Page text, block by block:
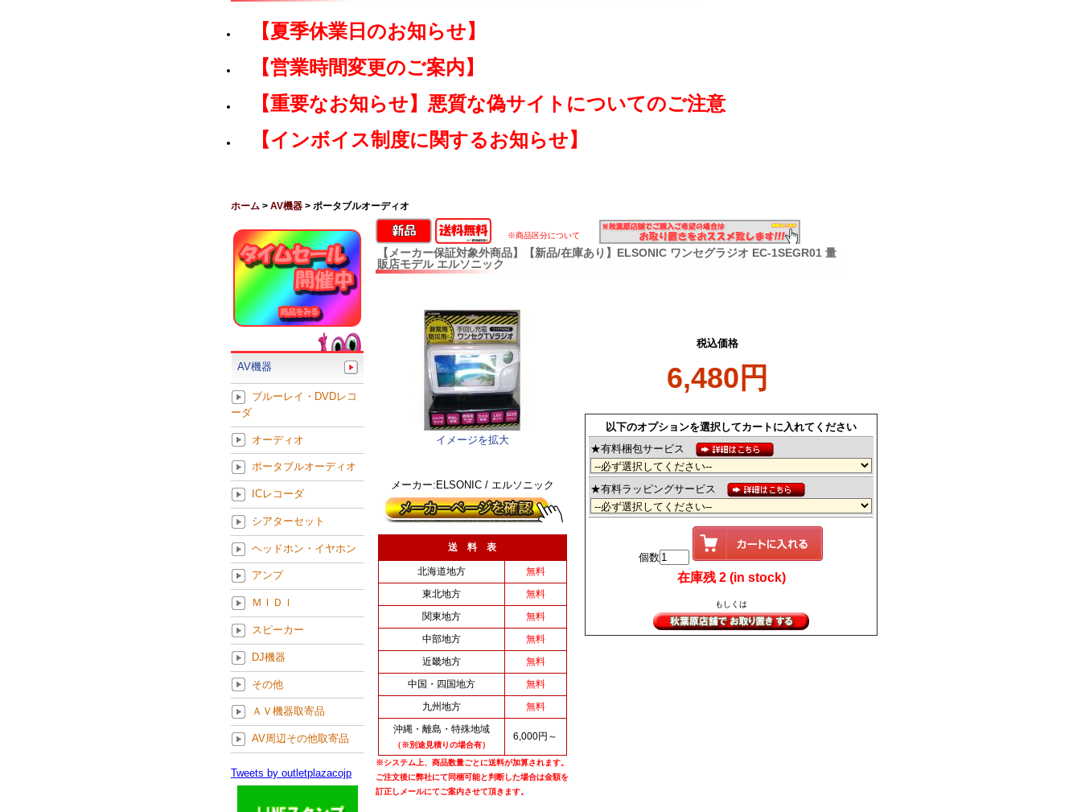
【夏季休業日のお知らせ】
【営業時間変更のご案内】
【重要なお知らせ】悪質な偽サイトについてのご注意
【インボイス制度に関するお知らせ】
ホーム > AV機器 > ポータブルオーディオ
※商品区分について
【メーカー保証対象外商品】【新品/在庫あり】ELSONIC ワンセグラジオ EC-1SEGR01 量
販店モデル エルソニック
イメージを拡大
メーカー:ELSONIC / エルソニック
送 料 表
北海道地方
無料
東北地方
無料
関東地方
無料
中部地方
無料
近畿地方
無料
中国・四国地方
無料
九州地方
無料
沖縄・離島・特殊地域
（※別途見積りの場合有）
6,000円～
※システム上、商品数量ごとに送料が加算されます。
ご注文後に弊社にて同梱可能と判断した場合は金額を
訂正しメールにてご案内させて頂きます。
税込価格
6,480円
以下のオプションを選択してカートに入れてください
★有料梱包サービス
★有料ラッピングサービス
個数
在庫残 2 (in stock)
もしくは
AV機器
ブルーレイ・DVDレコ
ーダ
オーディオ
ポータブルオーディオ
ICレコーダ
シアターセット
ヘッドホン・イヤホン
アンプ
ＭＩＤＩ
スピーカー
DJ機器
その他
ＡＶ機器取寄品
AV周辺その他取寄品
Tweets by outletplazacojp